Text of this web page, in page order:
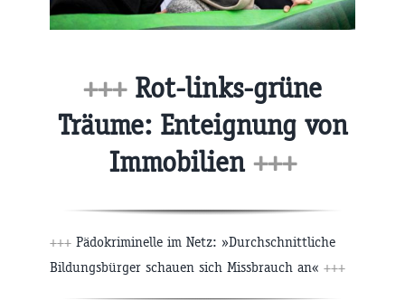
+++Rot-links-grüne
Träume: Enteignung von
Immobilien +++
+++ Pädokriminelle im Netz: »Durchschnittliche
Bildungsbürger schauen sich Missbrauch an« +++